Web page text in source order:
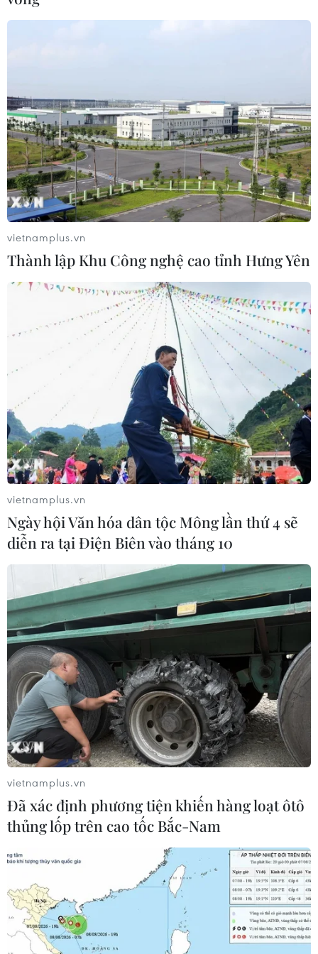
vietnamplus.vn
Thành lập Khu Công nghệ cao tỉnh Hưng Yên
vietnamplus.vn
Ngày hội Văn hóa dân tộc Mông lần thứ 4 sẽ
diễn ra tại Điện Biên vào tháng 10
vietnamplus.vn
Đã xác định phương tiện khiến hàng loạt ôtô
thủng lốp trên cao tốc Bắc-Nam